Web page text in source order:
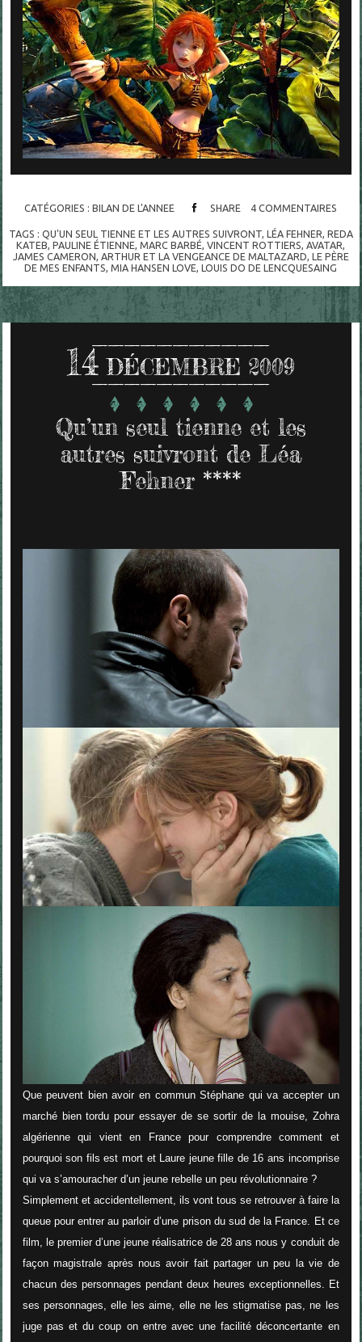
CATÉGORIES : BILAN DE L'ANNEE SHARE 4 COMMENTAIRES
TAGS : QU'UN SEUL TIENNE ET LES AUTRES SUIVRONT, LÉA FEHNER, REDA
KATEB,PAULINE ÉTIENNE,MARC BARBÉ,VINCENT ROTTIERS,AVATAR,
JAMES CAMERON, ARTHUR ET LA VENGEANCE DE MALTAZARD, LE PÈRE
DE MES ENFANTS,MIA HANSEN LOVE,LOUIS DO DE LENCQUESAING
14 DÉCEMBRE 2009
Qu’un seul tienne et les
autres suivront de Léa
Fehner ****
Que peuvent bien avoir en commun Stéphane qui va accepter un
marché bien tordu pour essayer de se sortir de la mouise, Zohra
algérienne qui vient en France pour comprendre comment et
pourquoi son fils est mort et Laure jeune fille de 16 ans incomprise
qui va s’amouracher d’un jeune rebelle un peu révolutionnaire ?
Simplement et accidentellement, ils vont tous se retrouver à faire la
queue pour entrer au parloir d’une prison du sud de la France. Et ce
film, le premier d’une jeune réalisatrice de 28 ans nous y conduit de
façon magistrale après nous avoir fait partager un peu la vie de
chacun des personnages pendant deux heures exceptionnelles. Et
ses personnages, elle les aime, elle ne les stigmatise pas, ne les
juge pas et du coup on entre avec une facilité déconcertante en